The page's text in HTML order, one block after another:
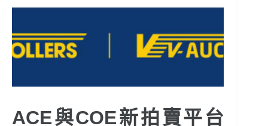
ACE與COE新拍賣平台